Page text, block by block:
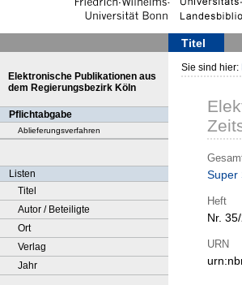
Titel
Elektronische Publikationen aus
dem Regierungsbezirk Köln
Pflichtabgabe
Ablieferungsverfahren
Listen
Titel
Autor / Beteiligte
Ort
Verlag
Jahr
Sie sind hier:
Super
Heft
Nr.
URN